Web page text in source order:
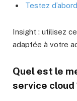
Testez
Insight : utilisez
adaptée à votre
Quel est le
service cloud